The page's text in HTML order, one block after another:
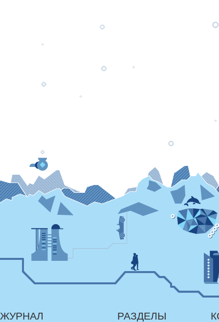
ЖУРНАЛ РАЗДЕЛЫ